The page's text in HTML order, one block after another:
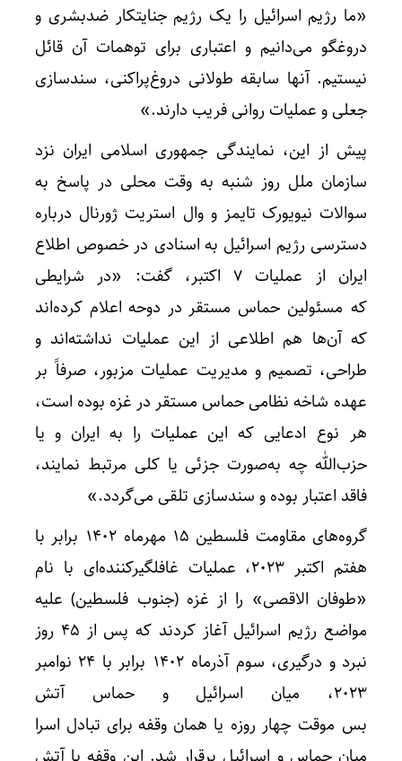
«ما رژیم اسرائیل را یک رژیم جنایتکار ضدبشری و
دروغگو می‌دانیم و اعتباری برای توهمات آن قائل
نیستیم. آنها سابقه طولانی دروغ‌پراکنی، سندسازی
جعلی و عملیات روانی فریب دارند.»
پیش از این، نمایندگی جمهوری اسلامی ایران نزد
سازمان ملل روز شنبه به وقت محلی در پاسخ به
سوالات نیویورک تایمز و وال استریت ژورنال درباره
دسترسی رژیم اسرائیل به اسنادی در خصوص اطلاع
ایران از عملیات ۷ اکتبر، گفت: «در شرایطی
که مسئولین حماس مستقر در دوحه اعلام کرده‌اند
که آن‌ها هم اطلاعی از این عملیات نداشته‌اند و
طراحی، تصمیم و مدیریت عملیات مزبور، صرفاً بر
عهده شاخه نظامی حماس مستقر در غزه بوده است،
هر نوع ادعایی که این عملیات را به ایران و یا
حزب‌الله چه به‌صورت جزئی یا کلی مرتبط نمایند،
فاقد اعتبار بوده و سندسازی تلقی می‌گردد.»
گروه‌های مقاومت فلسطین ۱۵ مهرماه ۱۴۰۲ برابر با
هفتم اکتبر ۲۰۲۳، عملیات غافلگیرکننده‌ای با نام
«طوفان الاقصی» را از غزه (جنوب فلسطین) علیه
مواضع رژیم اسرائیل آغاز کردند که پس از ۴۵ روز
نبرد و درگیری، سوم آذرماه ۱۴۰۲ برابر با ۲۴ نوامبر
۲۰۲۳، میان اسرائیل و حماس آتش
بس موقت چهار روزه یا همان وقفه برای تبادل اسرا